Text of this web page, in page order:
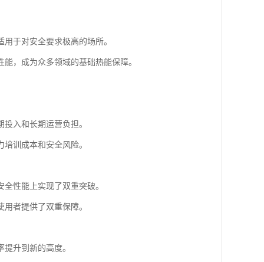
于对安全要求极高的场所。
，成为众多领域的基础热能保障。
入和长期运营负担。
训成本和安全风险。
性能上实现了双重突破。
者提供了双重保障。
升到新的高度。